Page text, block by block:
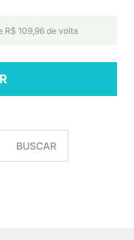
R$ 109,96 de volta
BUSCAR